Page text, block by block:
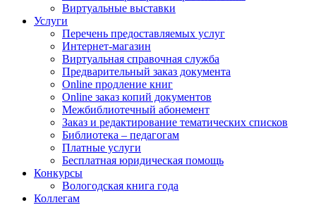
Виртуальные выставки
Услуги
Перечень предоставляемых услуг
Интернет-магазин
Виртуальная справочная служба
Предварительный заказ документа
Online продление книг
Online заказ копий документов
Межбиблиотечный абонемент
Заказ и редактирование тематических списков
Библиотека – педагогам
Платные услуги
Бесплатная юридическая помощь
Конкурсы
Вологодская книга года
Коллегам